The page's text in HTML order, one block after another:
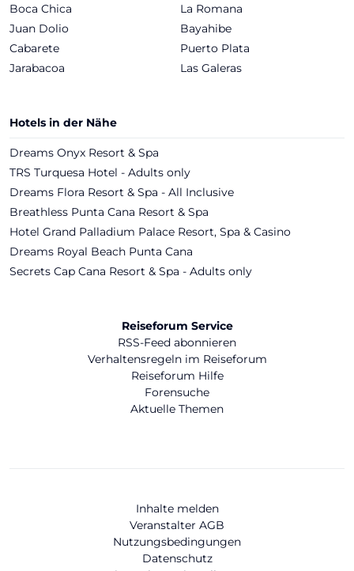
Boca Chica
La Romana
Juan Dolio
Bayahibe
Cabarete
Puerto Plata
Jarabacoa
Las Galeras
Hotels in der Nähe
Dreams Onyx Resort & Spa
TRS Turquesa Hotel - Adults only
Dreams Flora Resort & Spa - All Inclusive
Breathless Punta Cana Resort & Spa
Hotel Grand Palladium Palace Resort, Spa & Casino
Dreams Royal Beach Punta Cana
Secrets Cap Cana Resort & Spa - Adults only
Reiseforum Service
RSS-Feed abonnieren
Verhaltensregeln im Reiseforum
Reiseforum Hilfe
Forensuche
Aktuelle Themen
Inhalte melden
Veranstalter AGB
Nutzungsbedingungen
Datenschutz